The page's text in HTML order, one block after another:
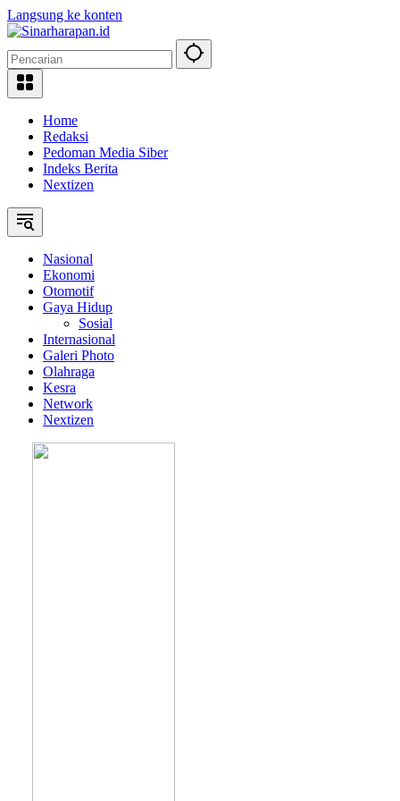
Langsung ke konten
Home
Redaksi
Pedoman Media Siber
Indeks Berita
Nextizen
Nasional
Ekonomi
Otomotif
Gaya Hidup
Sosial
Internasional
Galeri Photo
Olahraga
Kesra
Network
Nextizen